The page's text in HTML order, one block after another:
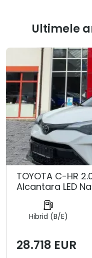
Ultimele
TOYOTA C-HR
Alcantara LED
Hibrid (B/E)
28.718 EUR